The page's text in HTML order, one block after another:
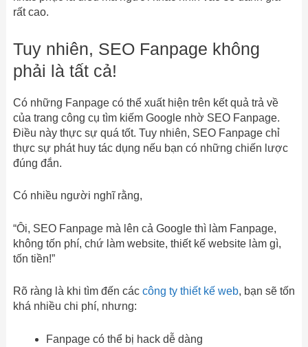
rất cao.
Tuy nhiên, SEO Fanpage không
phải là tất cả!
Có những Fanpage có thể xuất hiện trên kết quả trả về
của trang công cụ tìm kiếm Google nhờ SEO Fanpage.
Điều này thực sự quá tốt. Tuy nhiên, SEO Fanpage chỉ
thực sự phát huy tác dụng nếu bạn có những chiến lược
đúng đắn.
Có nhiều người nghĩ rằng,
“Ôi, SEO Fanpage mà lên cả Google thì làm Fanpage,
không tốn phí, chứ làm website, thiết kế website làm gì,
tốn tiền!”
Rõ ràng là khi tìm đến các công ty thiết kế web, bạn sẽ tốn
khá nhiều chi phí, nhưng:
Fanpage có thể bị hack dễ dàng